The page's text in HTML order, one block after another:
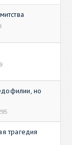
но
трагедия